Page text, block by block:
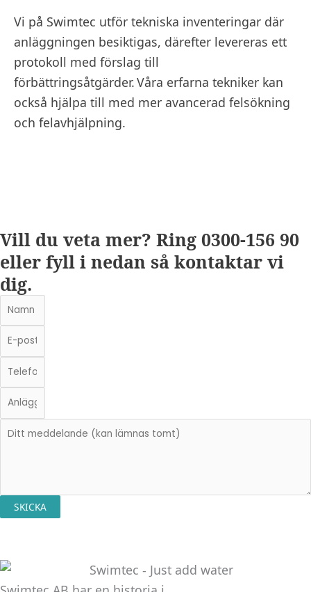
Vi på Swimtec utför tekniska inventeringar där
anläggningen besiktigas, därefter levereras ett
protokoll med förslag till
förbättringsåtgärder. Våra erfarna tekniker kan
också hjälpa till med mer avancerad felsökning
och felavhjälpning.
Vill du veta mer? Ring 0300-156 90
eller fyll i nedan så kontaktar vi
dig.
SKICKA